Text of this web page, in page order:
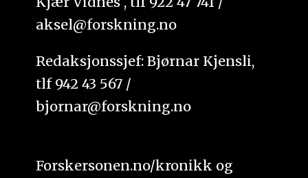
aksel@forskning.no
Redaksjonssjef: Bjørnar Kjensli,
tlf 942 43 567 /
bjornar@forskning.no
Forskersonen.no/kronikk og